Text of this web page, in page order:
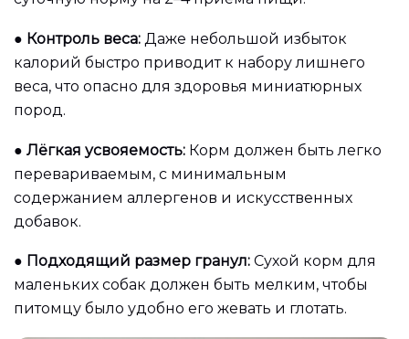
● Контроль веса: Даже небольшой избыток
калорий быстро приводит к набору лишнего
веса, что опасно для здоровья миниатюрных
пород.
● Лёгкая усвояемость: Корм должен быть легко
перевариваемым, с минимальным
содержанием аллергенов и искусственных
добавок.
● Подходящий размер гранул: Сухой корм для
маленьких собак должен быть мелким, чтобы
питомцу было удобно его жевать и глотать.